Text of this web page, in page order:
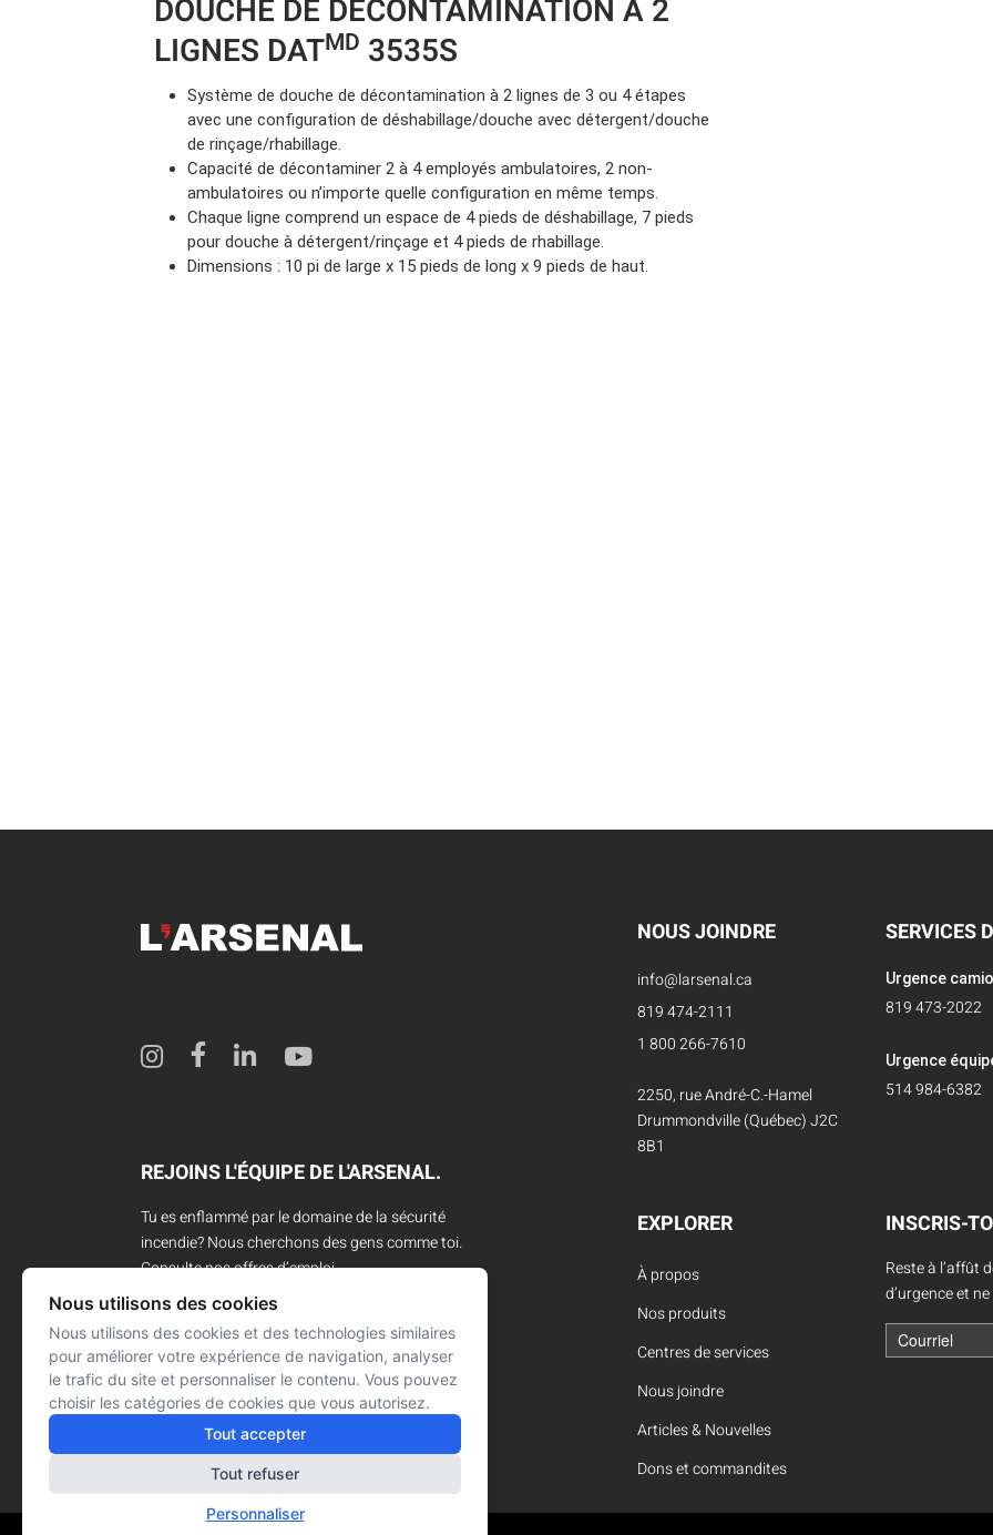
DOUCHE DE DÉCONTAMINATION À 2
LIGNES DATMD 3535S
Système de douche de décontamination à 2 lignes de 3 ou 4 étapes
avec une configuration de déshabillage/douche avec détergent/douche
de rinçage/rhabillage.
Capacité de décontaminer 2 à 4 employés ambulatoires, 2 non-
ambulatoires ou n’importe quelle configuration en même temps.
Chaque ligne comprend un espace de 4 pieds de déshabillage, 7 pieds
pour douche à détergent/rinçage et 4 pieds de rhabillage.
Dimensions : 10 pi de large x 15 pieds de long x 9 pieds de haut.
REJOINS L'ÉQUIPE DE L'ARSENAL.
Tu es enflammé par le domaine de la sécurité
incendie? Nous cherchons des gens comme toi.
Consulte nos offres d’emploi.
CARRIÈRES
NOUS JOINDRE
info@larsenal.ca
819 474-2111
1 800 266-7610
2250, rue André-C.-Hamel
Drummondville (Québec) J2C
8B1
SERVICES
Urgence
819 473-2022
Urgence
514 984-6382
EXPLORER
À propos
Nos produits
Centres de services
Nous joindre
Articles & Nouvelles
Dons et commandites
INSCRIS-
Reste à l’affût
d’urgence et
Nous utilisons des cookies
Nous utilisons des cookies et des technologies similaires
pour améliorer votre expérience de navigation, analyser
le trafic du site et personnaliser le contenu. Vous pouvez
choisir les catégories de cookies que vous autorisez.
Tout accepter
Tout refuser
Personnaliser